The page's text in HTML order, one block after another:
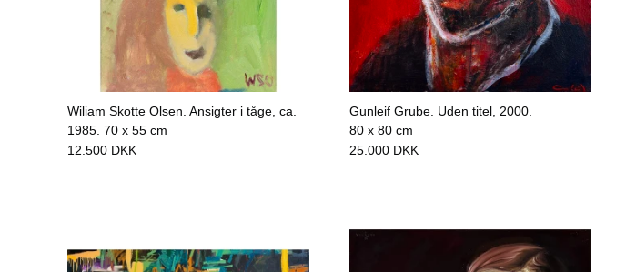
Wiliam Skotte Olsen. Ansigter i tåge, ca.
1985.70 x 55 cm
12.500 DKK
Gunleif Grube. Uden titel, 2000.
80 x 80 cm
25.000 DKK